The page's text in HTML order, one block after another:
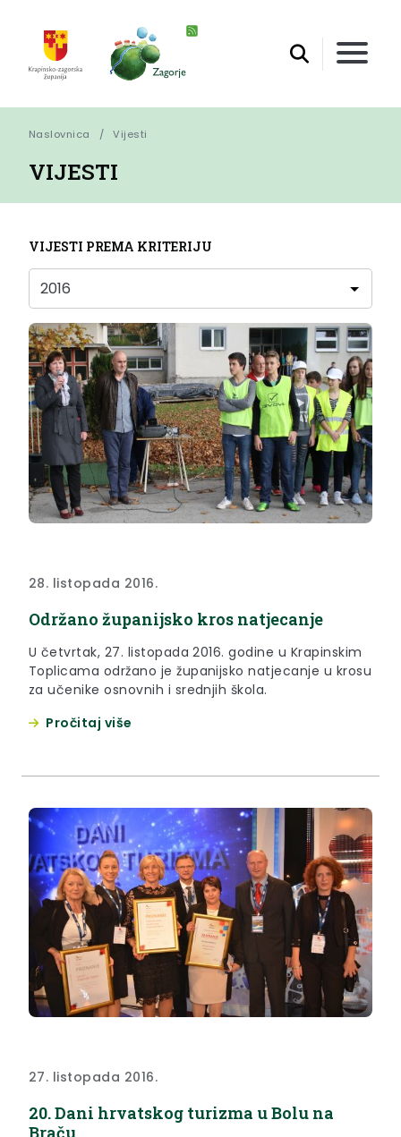
Naslovnica Vijesti
VIJESTI
VIJESTI PREMA KRITERIJU
28. listopada 2016.
Održano županijsko kros natjecanje
U četvrtak, 27. listopada 2016. godine u Krapinskim
Toplicama održano je županijsko natjecanje u krosu
za učenike osnovnih i srednjih škola.
Pročitaj više
27. listopada 2016.
20. Dani hrvatskog turizma u Bolu na